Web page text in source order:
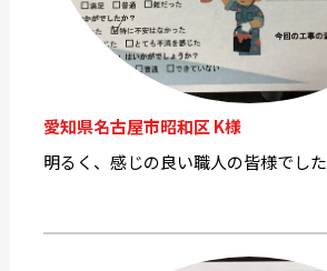
愛知県名古屋市昭和区 K様
明るく、感じの良い職人の皆様でした